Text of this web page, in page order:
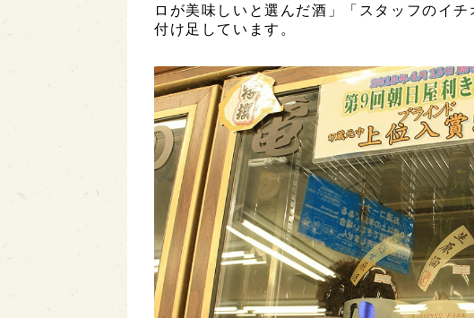
ロが美味しいと選んだ酒」「スタッフのイ
付け足しています。